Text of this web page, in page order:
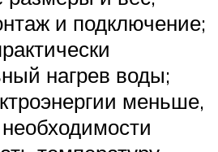
и подключение;
нагрев воды;
меньше,
необходимости